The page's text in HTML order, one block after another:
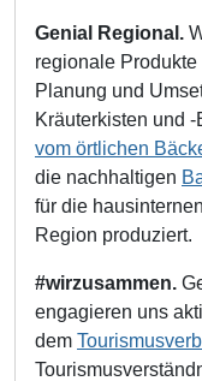
Genial Regional.
regionale
Planung und
Kräuterkisten und
vom örtlichen
die nachhaltigen
für die
Region produziert.
#wirzusammen.
engagieren uns
dem